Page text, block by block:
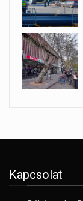
Kapcsolat